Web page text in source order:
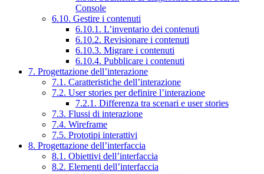
Console
6.10. Gestire i contenuti
6.10.1. L’inventario dei contenuti
6.10.2. Revisionare i contenuti
6.10.3. Migrare i contenuti
6.10.4. Pubblicare i contenuti
7. Progettazione dell’interazione
7.1. Caratteristiche dell’interazione
7.2. User stories per definire l’interazione
7.2.1. Differenza tra scenari e user stories
7.3. Flussi di interazione
7.4. Wireframe
7.5. Prototipi interattivi
8. Progettazione dell’interfaccia
8.1. Obiettivi dell’interfaccia
8.2. Elementi dell’interfaccia